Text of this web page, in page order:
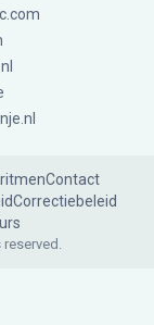
Contact
Correctiebeleid